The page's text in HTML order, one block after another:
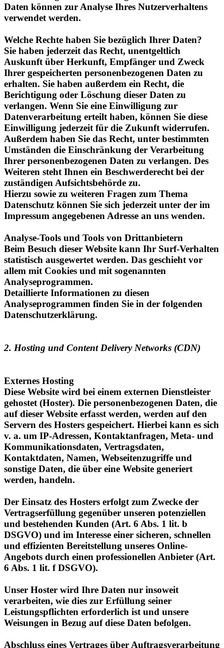
Welche Rechte haben Sie bezüglich Ihrer Daten?
Auskunft über Herkunft, Empfänger und Zweck
Ihrer gespeicherten personenbezogenen Daten zu
erhalten. Sie haben außerdem ein Recht, die
Berichtigung oder Löschung dieser Daten zu
verlangen. Wenn Sie eine Einwilligung zur
Datenverarbeitung erteilt haben, können Sie diese
Einwilligung jederzeit für die Zukunft widerrufen.
Außerdem haben Sie das Recht, unter bestimmten
Umständen die Einschränkung der Verarbeitung
Ihrer personenbezogenen Daten zu verlangen. Des
Weiteren steht Ihnen ein Beschwerderecht bei der
zuständigen Aufsichtsbehörde zu.
Hierzu sowie zu weiteren Fragen zum Thema
Datenschutz können Sie sich jederzeit unter der im
Impressum angegebenen Adresse an uns wenden.
Analyse-Tools und Tools von Drittanbietern
statistisch ausgewertet werden. Das geschieht vor
allem mit Cookies und mit sogenannten
Analyseprogrammen.
Detaillierte Informationen zu diesen
Analyseprogrammen finden Sie in der folgenden
Datenschutzerklärung.
gehostet (Hoster). Die personenbezogenen Daten, die
auf dieser Website erfasst werden, werden auf den
Servern des Hosters gespeichert. Hierbei kann es sich
v. a. um IP-Adressen, Kontaktanfragen, Meta- und
Kommunikationsdaten, Vertragsdaten,
Kontaktdaten, Namen, Webseitenzugriffe und
sonstige Daten, die über eine Website generiert
werden, handeln.
Der Einsatz des Hosters erfolgt zum Zwecke der
und bestehenden Kunden (Art. 6 Abs. 1 lit. b
DSGVO) und im Interesse einer sicheren, schnellen
und effizienten Bereitstellung unseres Online-
Angebots durch einen professionellen Anbieter (Art.
6 Abs. 1 lit. f DSGVO).
Unser Hoster wird Ihre Daten nur insoweit
Leistungspflichten erforderlich ist und unsere
Weisungen in Bezug auf diese Daten befolgen.
Abschluss eines Vertrages über Auftragsverarbeitung
gewährleisten, haben wir einen Vertrag über